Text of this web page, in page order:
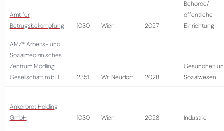
Amt für
Betrugsbekämpfung
1030 Wien 2027
Behörde/
öffentliche
Einrichtung
AMZ® Arbeits- und
Sozialmedizinisches
Zentrum Mödling
Gesellschaft m.b.H.
2351 Wr. Neudorf 2028
Gesundheit
Sozialwesen
Ankerbrot Holding
GmbH
1030 Wien 2028 Industrie